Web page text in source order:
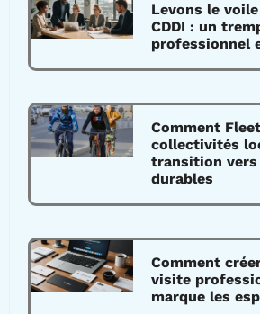
Levons le
CDDI : un
professionnel
Comment
collectivités
transition
durables
Comment
visite
marque les